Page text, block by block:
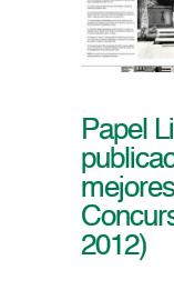
Papel
2012)